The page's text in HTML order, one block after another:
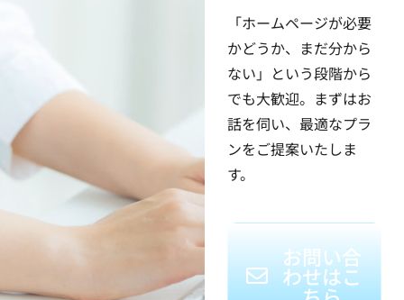
「ホームページが必要
かどうか、まだ分から
ない」という段階から
でも大歓迎。まずはお
話を伺い、最適なプラ
ンをご提案いたしま
す。
お問い合
わせはこ